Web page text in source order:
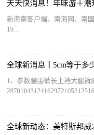
新海南客户端、南海网、南
19...
全球新消息丨5cm等于多
1、参数腰围裤长上裆大腿裤